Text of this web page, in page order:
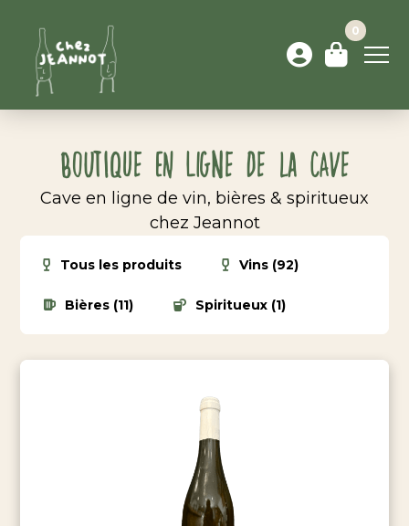
0
Boutique en ligne de la cave
Cave en ligne de vin, bières & spiritueux
chez Jeannot
Tous les produits Vins (92)
Bières (11) Spiritueux (1)